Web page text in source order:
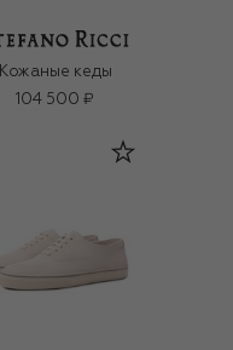
Кожаные кеды
104 500 ₽